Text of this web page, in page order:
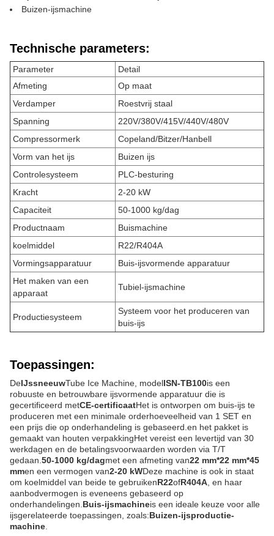
Buizen-ijsmachine
Technische parameters:
Parameter
Detail
Afmeting
Op maat
Verdamper
Roestvrij staal
Spanning
220V/380V/415V/440V/480V
Compressormerk
Copeland/Bitzer/Hanbell
Vorm van het ijs
Buizen ijs
Controlesysteem
PLC-besturing
Kracht
2-20 kW
Capaciteit
50-1000 kg/dag
Productnaam
Buismachine
koelmiddel
R22/R404A
Vormingsapparatuur
Buis-ijsvormende apparatuur
Het maken van een
apparaat
Tubiel-ijsmachine
Productiesysteem
Systeem voor het produceren van
buis-ijs
Toepassingen:
DeIJssneeuwTube Ice Machine, modelISN-TB100is een
robuuste en betrouwbare ijsvormende apparatuur die is
gecertificeerd metCE-certificaatHet is ontworpen om buis-ijs te
produceren met een minimale orderhoeveelheid van 1 SET en
een prijs die op onderhandeling is gebaseerd.en het pakket is
gemaakt van houten verpakkingHet vereist een levertijd van 30
werkdagen en de betalingsvoorwaarden worden via T/T
gedaan. 50-1000 kg/dagmet een afmeting van22 mm*22 mm*45
mmen een vermogen van2-20 kWDeze machine is ook in staat
om koelmiddel van beide te gebruikenR22ofR404A , en haar
aanbodvermogen is eveneens gebaseerd op
onderhandelingen. Buis-ijsmachineis een ideale keuze voor alle
ijsgerelateerde toepassingen, zoals:Buizen-ijsproductie-
machine